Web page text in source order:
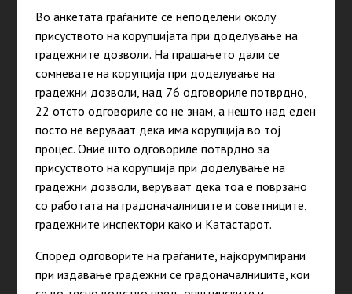
Во анкетата граѓаните се неподелени околу
присуството на корупцијата при доделување на
градежните дозволи. На прашањето дали се
сомневате на корупција при доделување на
градежни дозволи, над 76 одговориле потврдно,
22 отсто одговориле со не знам, а нешто над еден
посто не веруваат дека има корупција во тој
процес. Оние што одговориле потврдно за
присуството на корупција при доделување на
градежни дозволи, веруваат дека тоа е поврзано
со работата на градоначалниците и советниците,
градежните инспектори како и Катастарот.
Според одговорите на граѓаните, најкорумпирани
при издавање градежни се градоначалниците, кои